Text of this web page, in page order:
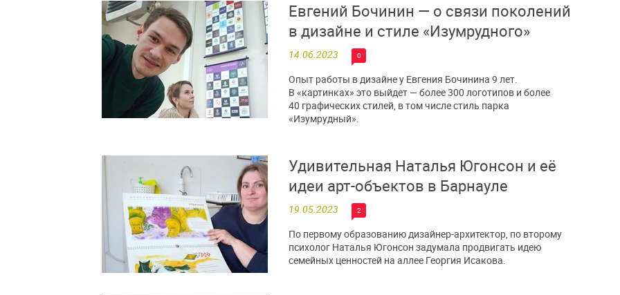
Евгений Бочинин — о связи поколений
в дизайне и стиле «Изумрудного»
14.06.2023 0
Опыт работы в дизайне у Евгения Бочинина 9 лет.
В «картинках» это выйдет — более 300 логотипов и более
40 графических стилей, в том числе стиль парка
«Изумрудный».
Удивительная Наталья Югонсон и её
идеи арт-объектов в Барнауле
19.05.2023 2
По первому образованию дизайнер-архитектор, по второму
психолог Наталья Югонсон задумала продвигать идею
семейных ценностей на аллее Георгия Исакова.